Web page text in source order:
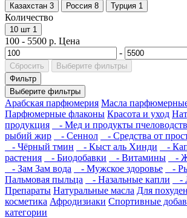
Казахстан 3 Россия 8 Турция 1
Количество
10 шт 1
100 - 5500 р. Цена
-
Сбросить
Выберите фильтры
Фильтр
Выберите фильтры
Арабская парфюмерия Масла
Парфюмерные флаконы Красота и уход
продукция
- Мед и продукты
рыбий жир
- Сеннол - Средства от
- Чёрный тмин
- Кыст аль Хинди -
растения
- Биодобавки - Витамины
-
- Зам Зам вода
- Мужское здоровье -
Пальмовая пыльца
- Назальные капли -
Препараты Натуральные масла Для
косметика Афродизиаки Спортивные
категории